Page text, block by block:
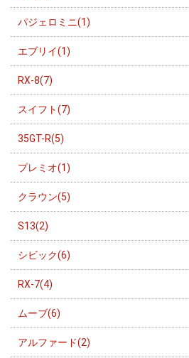
パジェロミニ(1)
エブリイ(1)
RX-8(7)
スイフト(7)
35GT-R(5)
プレミオ(1)
クラウン(5)
S13(2)
シビック(6)
RX-7(4)
ムーブ(6)
アルファード(2)